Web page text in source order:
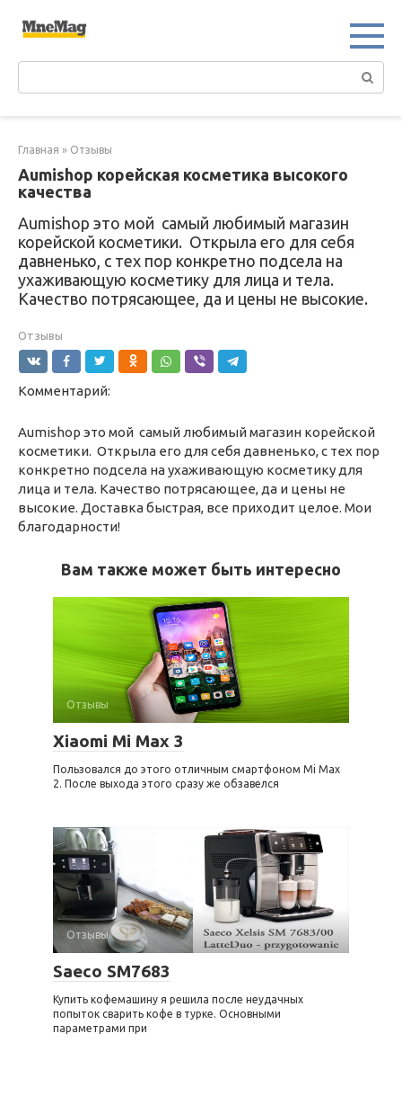
Главная » Отзывы
Aumishop корейская косметика высокого
качества
Aumishop это мой самый любимый магазин
корейской косметики. Открыла его для себя
давненько, с тех пор конкретно подсела на
ухаживающую косметику для лица и тела.
Качество потрясающее, да и цены не высокие.
Отзывы
Комментарий:
Aumishop это мой самый любимый магазин корейской
косметики. Открыла его для себя давненько, с тех пор
конкретно подсела на ухаживающую косметику для
лица и тела. Качество потрясающее, да и цены не
высокие. Доставка быстрая, все приходит целое. Мои
благодарности!
Вам также может быть интересно
Отзывы
Xiaomi Mi Max 3
Пользовался до этого отличным смартфоном Mi Max
2. После выхода этого сразу же обзавелся
Отзывы
Saeco SM7683
Купить кофемашину я решила после неудачных
попыток сварить кофе в турке. Основными
параметрами при